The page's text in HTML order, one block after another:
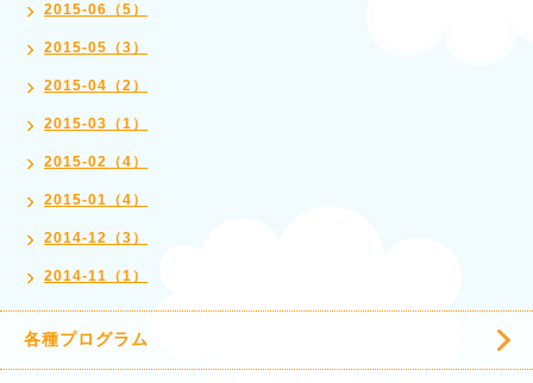
2015-06（5）
2015-05（3）
2015-04（2）
2015-03（1）
2015-02（4）
2015-01（4）
2014-12（3）
2014-11（1）
各種プログラム